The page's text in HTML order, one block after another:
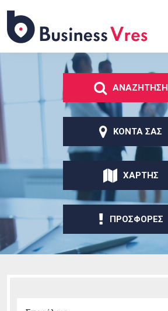
κυρίως περιεχόμενο
Business
ΑΝΑΖΗΤΗΣΗ
ΚΟΝΤΑ ΣΑΣ
ΧΑΡΤΗΣ
ΠΡΟΣΦΟΡΕΣ